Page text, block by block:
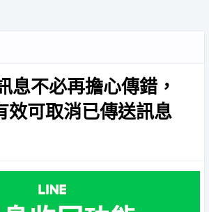
息不必再擔心傳錯，
效可取消已傳送訊息